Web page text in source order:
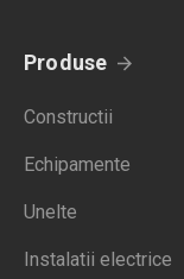
Produse
Constructii
Echipamente
Unelte
Instalatii electrice